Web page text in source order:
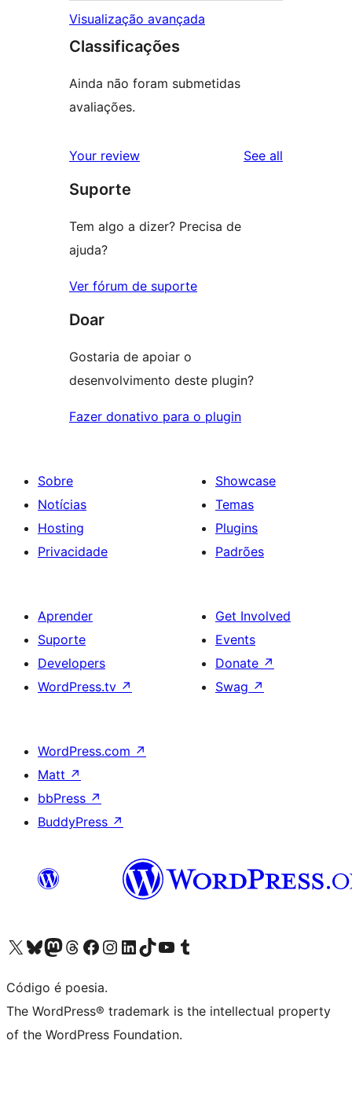
Visualização avançada
Classificações
Ainda não foram submetidas
avaliações.
Your review See all
Suporte
Tem algo a dizer? Precisa de
ajuda?
Ver fórum de suporte
Doar
Gostaria de apoiar o
desenvolvimento deste plugin?
Fazer donativo para o plugin
Sobre
Notícias
Hosting
Privacidade
Showcase
Temas
Plugins
Padrões
Aprender
Suporte
Developers
WordPress.tv ↗
Get Involved
Events
Donate ↗
Swag ↗
WordPress.com ↗
Matt ↗
bbPress ↗
BuddyPress ↗
Visite a nossa conta X (antigo Twitter)
Visit our Bluesky account
Visit our Mastodon account
Visit our Threads account
Visite a nossa página do Facebook
Visite a nossa conta no Instagram
Visite a nossa conta no LinkedIn
Visit our TikTok account
Visit our YouTube channel
Visit our Tumblr account
Código é poesia.
The WordPress® trademark is the intellectual property
of the WordPress Foundation.